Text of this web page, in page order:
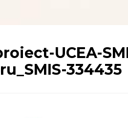
UCEA-
334435